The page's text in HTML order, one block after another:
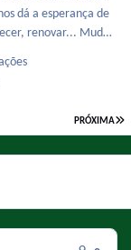
dá a esperança de
renovar... Mudar
A renovação
é de lado,
PRÓXIMA